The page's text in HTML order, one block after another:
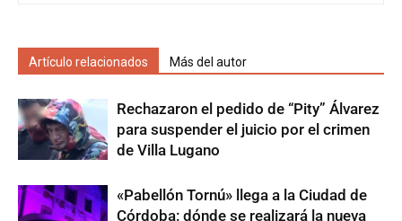
Artículo relacionados Más del autor
Rechazaron el pedido de “Pity” Álvarez
para suspender el juicio por el crimen
de Villa Lugano
«Pabellón Tornú» llega a la Ciudad de
Córdoba: dónde se realizará la nueva